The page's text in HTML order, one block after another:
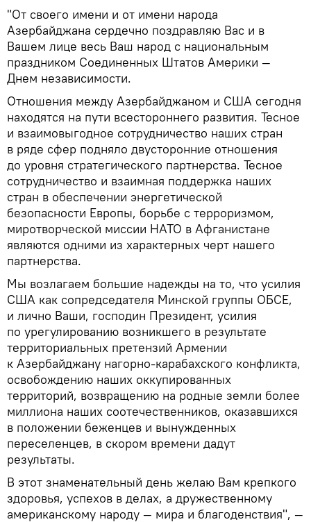
"От своего имени и от имени народа
Азербайджана сердечно поздравляю Вас и в
Вашем лице весь Ваш народ с национальным
праздником Соединенных Штатов Америки —
Днем независимости.
Отношения между Азербайджаном и США сегодня
находятся на пути всестороннего развития. Тесное
и взаимовыгодное сотрудничество наших стран
в ряде сфер подняло двусторонние отношения
до уровня стратегического партнерства. Тесное
сотрудничество и взаимная поддержка наших
стран в обеспечении энергетической
безопасности Европы, борьбе с терроризмом,
миротворческой миссии НАТО в Афганистане
являются одними из характерных черт нашего
партнерства.
Мы возлагаем большие надежды на то, что усилия
США как сопредседателя Минской группы ОБСЕ,
и лично Ваши, господин Президент, усилия
по урегулированию возникшего в результате
территориальных претензий Армении
к Азербайджану нагорно-карабахского конфликта,
освобождению наших оккупированных
территорий, возвращению на родные земли более
миллиона наших соотечественников, оказавшихся
в положении беженцев и вынужденных
переселенцев, в скором времени дадут
результаты.
В этот знаменательный день желаю Вам крепкого
здоровья, успехов в делах, а дружественному
американскому народу — мира и благоденствия", —